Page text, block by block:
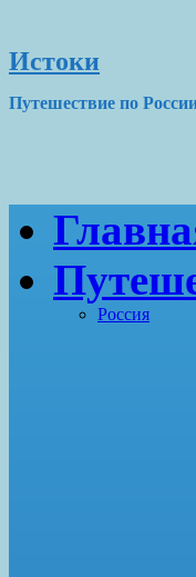
Истоки
Путешествие по
Россия